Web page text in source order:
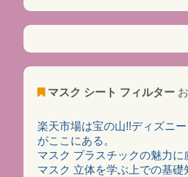
マスク シート フィルターお
楽天市場は宝の山!!ディズニ
がここにある。
マスク プラスチックの魅力に
マスク 立体を学ぶ上での基礎